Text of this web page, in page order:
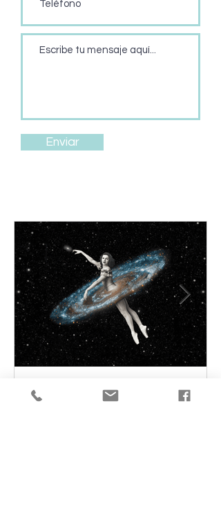
Enviar
Sincronicidades